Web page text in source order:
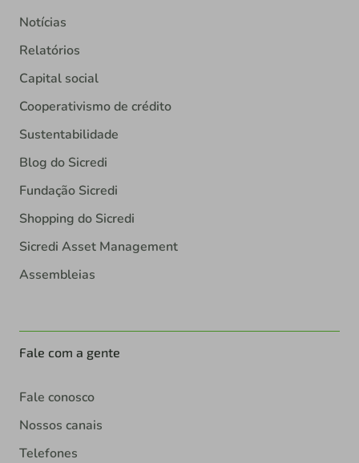
Notícias
Relatórios
Capital social
Cooperativismo de crédito
Sustentabilidade
Blog do Sicredi
Fundação Sicredi
Shopping do Sicredi
Sicredi Asset Management
Assembleias
Fale com a gente
Fale conosco
Nossos canais
Telefones